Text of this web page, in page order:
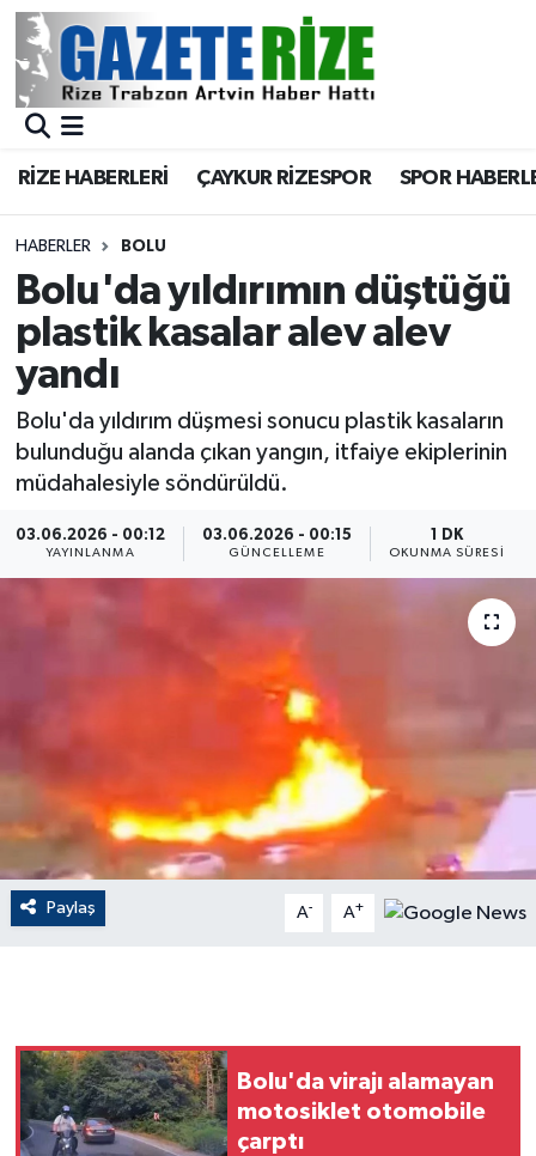
RİZE HABERLERİ ÇAYKUR RİZESPOR SPOR
HABERLER BOLU
Bolu'da yıldırımın düştüğü
plastik kasalar alev alev
yandı
Bolu'da yıldırım düşmesi sonucu plastik kasaların
bulunduğu alanda çıkan yangın, itfaiye ekiplerinin
müdahalesiyle söndürüldü.
03.06.2026 - 00:12
YAYINLANMA
03.06.2026 - 00:15
GÜNCELLEME
1 DK
OKUNMA SÜRESI
Paylaş A- A+
Bolu'da virajı alamayan
motosiklet otomobile
çarptı
BÖLGEMİZ
Asayiş
Rize Jandarma Komutanlığı
Bilim Teknoloji
Advertising news
ÇEVRE
EKONOMİ
English News
Gayrimenkul
GENEL
Merkez Nöbetçi Eczaneler
Merkez Trafik Yoğunluk Haritası
Süper Lig Puan Durumu ve Fikstür
Tüm Manşetler
Haber Arşivi